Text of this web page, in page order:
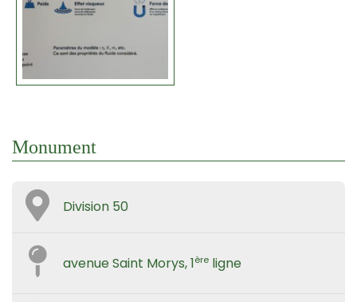
Monument
Division 50
avenue Saint Morys, 1ère ligne